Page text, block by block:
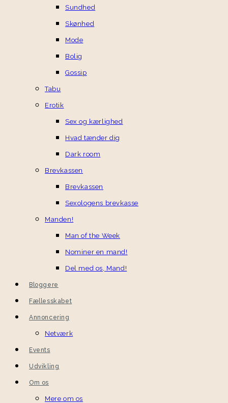
Sundhed
Skønhed
Mode
Bolig
Gossip
Tabu
Erotik
Sex og kærlighed
Hvad tænder dig
Dark room
Brevkassen
Brevkassen
Sexologens brevkasse
Manden!
Man of the Week
Nominer en mand!
Del med os, Mand!
Bloggere
Fællesskabet
Annoncering
Netværk
Events
Udvikling
Om os
Mere om os